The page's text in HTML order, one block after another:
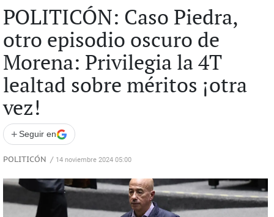
POLITICÓN: Caso Piedra,
otro episodio oscuro de
Morena: Privilegia la 4T
lealtad sobre méritos ¡otra
vez!
+ Seguir en
POLITICÓN / 14 noviembre 2024 05:00